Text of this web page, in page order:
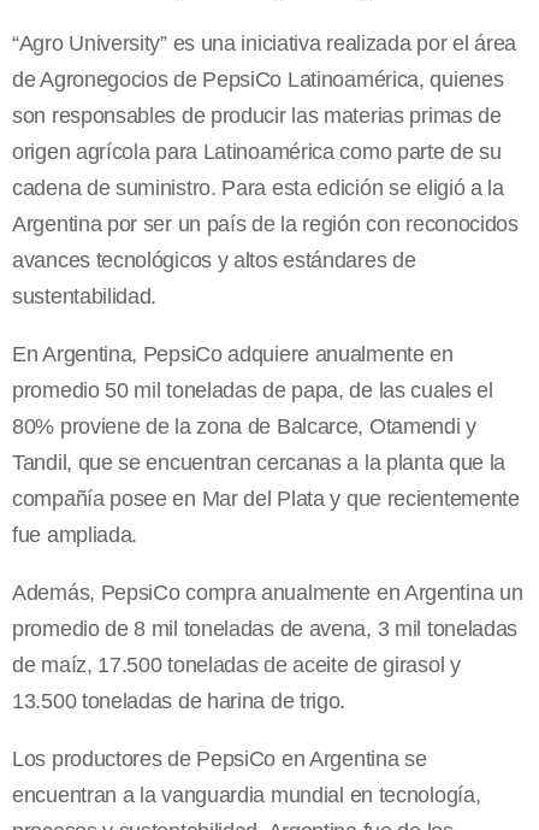
“Agro University” es una iniciativa realizada por el área
de Agronegocios de PepsiCo Latinoamérica, quienes
son responsables de producir las materias primas de
origen agrícola para Latinoamérica como parte de su
cadena de suministro. Para esta edición se eligió a la
Argentina por ser un país de la región con reconocidos
avances tecnológicos y altos estándares de
sustentabilidad.
En Argentina, PepsiCo adquiere anualmente en
promedio 50 mil toneladas de papa, de las cuales el
80% proviene de la zona de Balcarce, Otamendi y
Tandil, que se encuentran cercanas a la planta que la
compañía posee en Mar del Plata y que recientemente
fue ampliada.
Además, PepsiCo compra anualmente en Argentina un
promedio de 8 mil toneladas de avena, 3 mil toneladas
de maíz, 17.500 toneladas de aceite de girasol y
13.500 toneladas de harina de trigo.
Los productores de PepsiCo en Argentina se
encuentran a la vanguardia mundial en tecnología,